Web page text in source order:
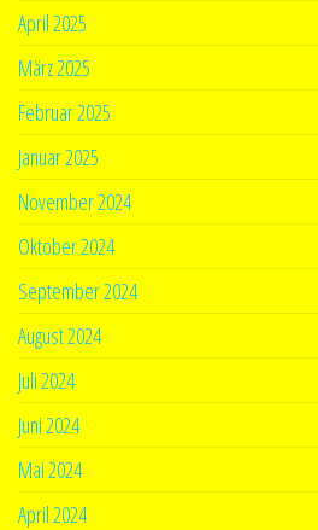
April 2025
März 2025
Februar 2025
Januar 2025
November 2024
Oktober 2024
September 2024
August 2024
Juli 2024
Juni 2024
Mai 2024
April 2024